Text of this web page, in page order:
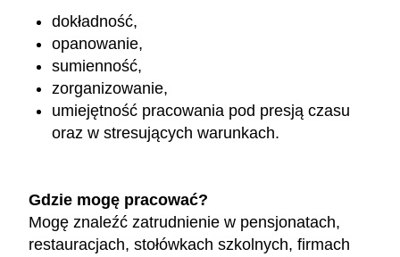
dokładność,
opanowanie,
sumienność,
zorganizowanie,
umiejętność pracowania pod presją czasu
oraz w stresujących warunkach.
Gdzie mogę pracować?
Mogę znaleźć zatrudnienie w pensjonatach,
restauracjach, stołówkach szkolnych, firmach